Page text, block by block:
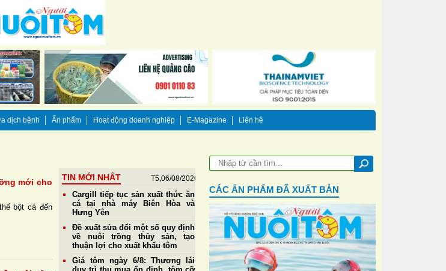
dịch bệnh Ấn phẩm Hoạt động doanh nghiệp E-Magazine Liên hệ
mới cho
bột cá đến
TIN MỚI NHẤT T5,06/08/2026
Cargill tiếp tục sản xuất thức ăn
cá tại nhà máy Biên Hòa và
Hưng Yên
Đề xuất sửa đổi một số quy định
về nuôi trồng thủy sản, tạo
thuận lợi cho xuất khẩu tôm
Giá tôm ngày 6/8: Thương lái
CÁC ẤN PHẨM ĐÃ XUẤT BẢN